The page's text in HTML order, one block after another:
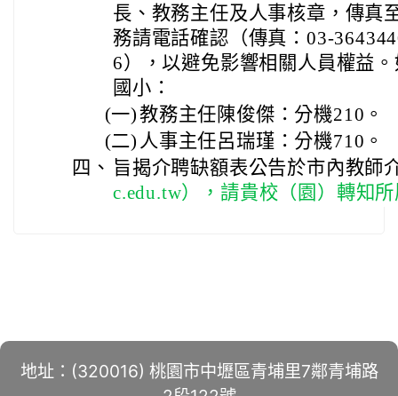
長、教務主任及人事核章，傳真
務請電話確認（傳真：03-
6），以避免影響相關人員權益
國小：
(一)教務主任陳俊傑：分機210。
(二) 人事主任呂瑞瑾：分機710。
四、 旨揭介聘缺額表公告於市內教師
c.edu.tw），請貴校（園）轉知
地址：(320016) 桃園市中壢區青埔里7鄰青埔路